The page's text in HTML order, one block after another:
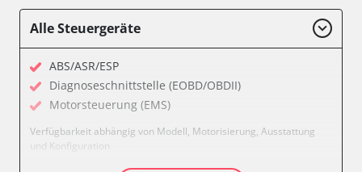
Alle Steuergeräte
ABS/ASR/ESP
Diagnoseschnittstelle (EOBD/OBDII)
Motorsteuerung (EMS)
Verfügbarkeit abhängig von Modell, Motorisierung, Ausstattung
und Konfiguration